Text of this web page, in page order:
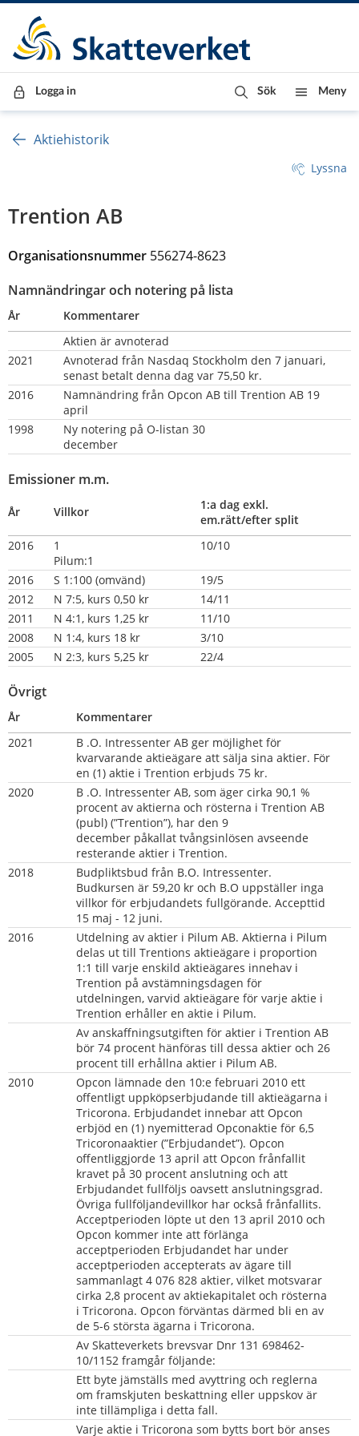
Till innehåll
Till navigationen
Till chattrobot
Logga in Sök Meny
Aktiehistorik
Lyssna
Trention AB
Organisationsnummer 556274-8623
Namnändringar och notering på lista
År
Kommentarer
Aktien är avnoterad
2021
Avnoterad från Nasdaq Stockholm den 7 januari,
senast betalt denna dag var 75,50 kr.
2016
Namnändring från Opcon AB till Trention AB 19
april
1998
Ny notering på O-listan 30
december
Emissioner m.m.
År Villkor
1:a dag exkl.
em.rätt/efter split
2016
1
Pilum:1
10/10
2016 S 1:100 (omvänd)
19/5
2012
N 7:5, kurs 0,50 kr
14/11
2011
N 4:1, kurs 1,25 kr
11/10
2008
N 1:4, kurs 18 kr
3/10
2005
N 2:3, kurs 5,25 kr 22/4
Övrigt
År
Kommentarer
2021
B .O. Intressenter AB ger möjlighet för
kvarvarande aktieägare att sälja sina aktier. För
en (1) aktie i Trention erbjuds 75 kr.
2020
B .O. Intressenter AB, som äger cirka 90,1 %
procent av aktierna och rösterna i Trention AB
(publ) (”Trention”), har den 9
december påkallat tvångsinlösen avseende
resterande aktier i Trention.
2018
Budpliktsbud från B.O. Intressenter.
Budkursen är 59,20 kr och B.O uppställer inga
villkor för erbjudandets fullgörande. Accepttid
15 maj - 12 juni.
2016
Utdelning av aktier i Pilum AB. Aktierna i Pilum
delas ut till Trentions aktieägare i proportion
1:1 till varje enskild aktieägares innehav i
Trention på avstämningsdagen för
utdelningen, varvid aktieägare för varje aktie i
Trention erhåller en aktie i Pilum.
Av anskaffningsutgiften för aktier i Trention AB
bör 74 procent hänföras till dessa aktier och 26
procent till erhållna aktier i Pilum AB.
2010
Opcon lämnade den 10:e februari 2010 ett
offentligt uppköpserbjudande till aktieägarna i
Tricorona. Erbjudandet innebar att Opcon
erbjöd en (1) nyemitterad Opconaktie för 6,5
Tricoronaaktier (”Erbjudandet”). Opcon
offentliggjorde 13 april att Opcon frånfallit
kravet på 30 procent anslutning och att
Erbjudandet fullföljs oavsett anslutningsgrad.
Övriga fullföljandevillkor har också frånfallits.
Acceptperioden löpte ut den 13 april 2010 och
Opcon kommer inte att förlänga
acceptperioden Erbjudandet har under
acceptperioden accepterats av ägare till
sammanlagt 4 076 828 aktier, vilket motsvarar
cirka 2,8 procent av aktiekapitalet och rösterna
i Tricorona. Opcon förväntas därmed bli en av
de 5-6 största ägarna i Tricorona.
Av Skatteverkets brevsvar Dnr 131 698462-
10/1152 framgår följande:
Ett byte jämställs med avyttring och reglerna
om framskjuten beskattning eller uppskov är
inte tillämpliga i detta fall.
Varje aktie i Tricorona som bytts bort bör anses